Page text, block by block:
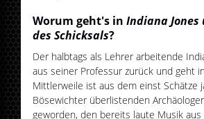
Worum geht's in Indiana Jones
des Schicksals?
Der halbtags als Lehrer arbeitende
aus seiner Professur zurück und geht
Mittlerweile ist aus dem einst Schätze
Bösewichter überlistenden
geworden, den bereits laute Musik